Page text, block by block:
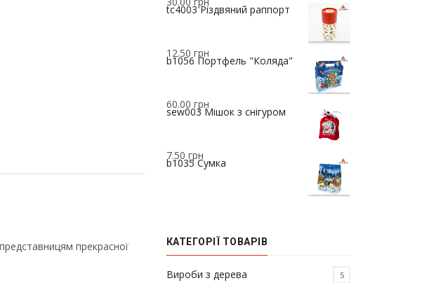
прекрасної
tc4003 Різдвяний раппорт
b1056 Портфель "Коляда"
12.50 грн
sew003 Мішок з снігуром
60.00 грн
b1035 Сумка
7.50 грн
КАТЕГОРІЇ ТОВАРІВ
Вироби з дерева 5